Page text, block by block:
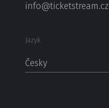
info@ticketstream.cz
Jazyk
Česky